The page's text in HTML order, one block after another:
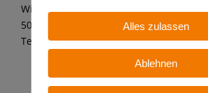
Willy-Messerschmitt-Str. 6
50126 Bergheim – Paffendorf
Tel.: 02271 7 59 21 11
Alles zulassen
Ablehnen